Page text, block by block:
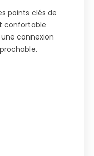
points clés de
confortable
connexion